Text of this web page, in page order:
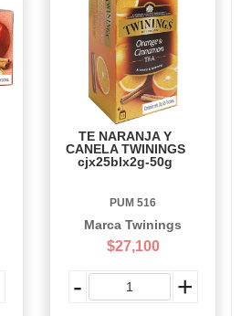
TE NARANJA Y
CANELA TWININGS
cjx25blx2g-50g
PUM 516
Marca Twinings
$27,100
- +